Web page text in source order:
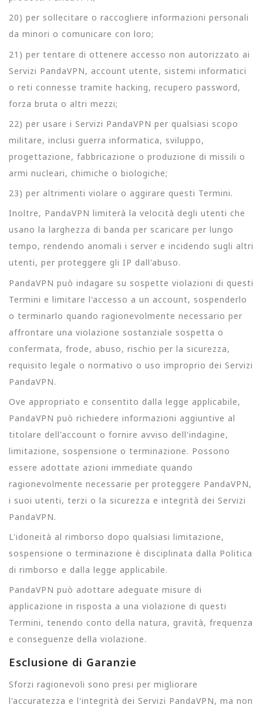
20) per sollecitare o raccogliere informazioni personali
da minori o comunicare con loro;
21) per tentare di ottenere accesso non autorizzato ai
Servizi PandaVPN, account utente, sistemi informatici
o reti connesse tramite hacking, recupero password,
forza bruta o altri mezzi;
22) per usare i Servizi PandaVPN per qualsiasi scopo
militare, inclusi guerra informatica, sviluppo,
progettazione, fabbricazione o produzione di missili o
armi nucleari, chimiche o biologiche;
23) per altrimenti violare o aggirare questi Termini.
Inoltre, PandaVPN limiterà la velocità degli utenti che
usano la larghezza di banda per scaricare per lungo
tempo, rendendo anomali i server e incidendo sugli altri
utenti, per proteggere gli IP dall'abuso.
PandaVPN può indagare su sospette violazioni di questi
Termini e limitare l'accesso a un account, sospenderlo
o terminarlo quando ragionevolmente necessario per
affrontare una violazione sostanziale sospetta o
confermata, frode, abuso, rischio per la sicurezza,
requisito legale o normativo o uso improprio dei Servizi
PandaVPN.
Ove appropriato e consentito dalla legge applicabile,
PandaVPN può richiedere informazioni aggiuntive al
titolare dell'account o fornire avviso dell'indagine,
limitazione, sospensione o terminazione. Possono
essere adottate azioni immediate quando
ragionevolmente necessarie per proteggere PandaVPN,
i suoi utenti, terzi o la sicurezza e integrità dei Servizi
PandaVPN.
L'idoneità al rimborso dopo qualsiasi limitazione,
sospensione o terminazione è disciplinata dalla Politica
di rimborso e dalla legge applicabile.
PandaVPN può adottare adeguate misure di
applicazione in risposta a una violazione di questi
Termini, tenendo conto della natura, gravità, frequenza
e conseguenze della violazione.
Esclusione di Garanzie
Sforzi ragionevoli sono presi per migliorare
l'accuratezza e l'integrità dei Servizi PandaVPN, ma non